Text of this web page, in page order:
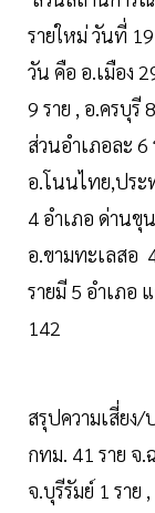
รายใหม่ วันที่
วัน คือ อ.เมือง
9 ราย , อ.ครบุรี
ส่วนอำเภอละ 6
อ.โนนไทย,ประ
4 อำเภอ ด่าน
อ.ขามทะเลสอ
รายมี 5 อำเภอ
142
สรุปความเสี่ยง
กทม. 41 ราย จ.
จ.บุรีรัมย์ 1 ราย